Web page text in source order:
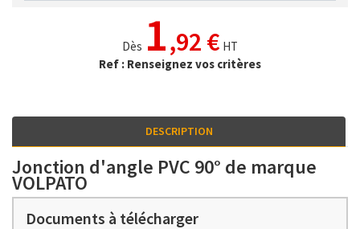
Dès 1,92 € HT
Ref : Renseignez vos critères
DESCRIPTION
Jonction d'angle PVC 90° de marque
VOLPATO
Documents à télécharger